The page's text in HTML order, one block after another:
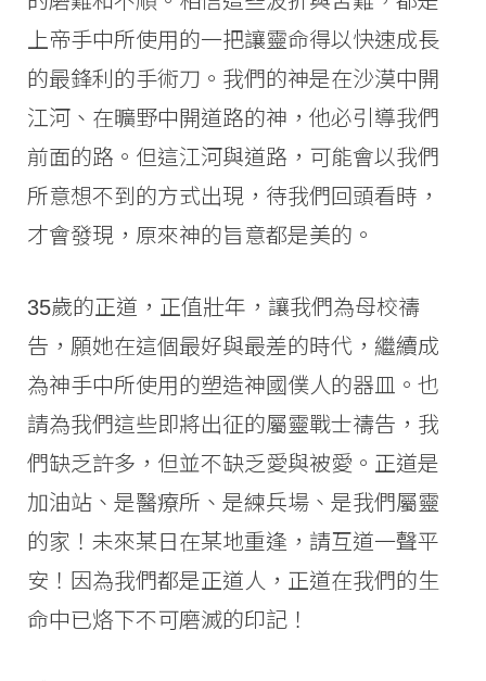
上帝手中所使用的一把讓靈命得以快速成長
的最鋒利的手術刀。我們的神是在沙漠中開
江河、在曠野中開道路的神，他必引導我們
前面的路。但這江河與道路，可能會以我們
所意想不到的方式出現，待我們回頭看時，
才會發現，原來神的旨意都是美的。
35歲的正道，正值壯年，讓我們為母校禱
告，願她在這個最好與最差的時代，繼續成
為神手中所使用的塑造神國僕人的器皿。也
請為我們這些即將出征的屬靈戰士禱告，我
們缺乏許多，但並不缺乏愛與被愛。正道是
加油站、是醫療所、是練兵場、是我們屬靈
的家！未來某日在某地重逢，請互道一聲平
安！因為我們都是正道人，正道在我們的生
命中已烙下不可磨滅的印記！